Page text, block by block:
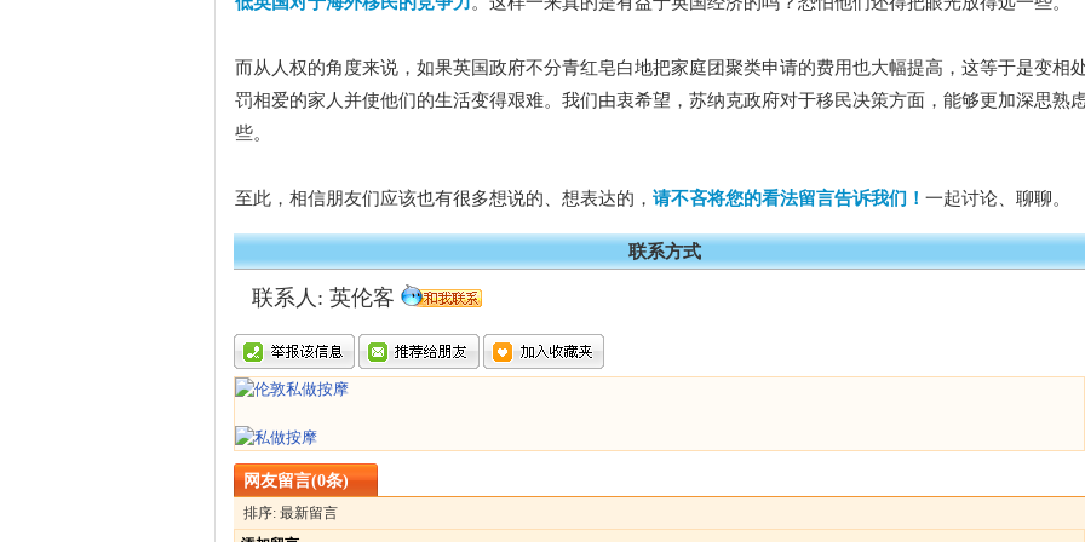
而从人权的角度来说，如果英国政府不分青红皂白地把家庭团聚类申请的费用也大幅提高，这等于是变相
罚相爱的家人并使他们的生活变得艰难。我们由衷希望，苏纳克政府对于移民决策方面，能够更加深思熟
些。
至此，相信朋友们应该也有很多想说的、想表达的， 请不吝将您的看法留言告诉我们！ 一起讨论、聊聊。
联系方式
联系人: 英伦客
网友留言(0条)
排序: 最新留言